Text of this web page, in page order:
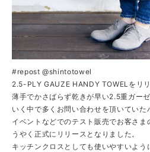
#repost @shintotowel
2.5-PLY GAUZE HANDY TOWELをリ
薄手でかさばらず乾きが早い2.5重ガー
いく中で多くお問い合わせを頂いていた
イベントなどでのテスト販売でお客さま
うやく正式にリリースとなりました。
キッチンクロスとしても使いやすいよ